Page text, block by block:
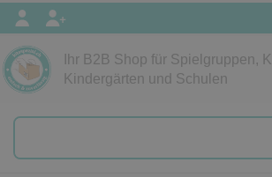
Ihr B2B Shop für Spielgruppen,
Kindergärten und Schulen
Papeterie